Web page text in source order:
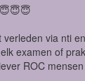
via nti
examen of
ROC